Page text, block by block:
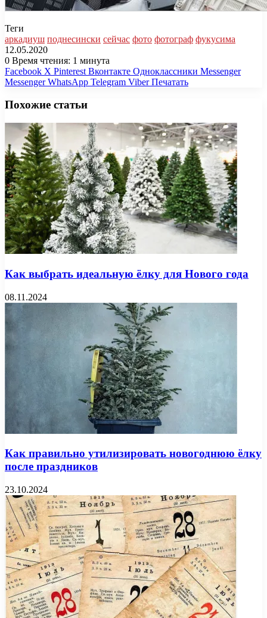
Теги
аркадиуш поднесински сейчас фото фотограф фукусима
12.05.2020
0 Время чтения: 1 минута
Facebook X Pinterest Вконтакте Одноклассники Messenger
Messenger WhatsApp Telegram Viber Печатать
Похожие статьи
Как выбрать идеальную ёлку для Нового года
08.11.2024
Как правильно утилизировать новогоднюю ёлку
после праздников
23.10.2024